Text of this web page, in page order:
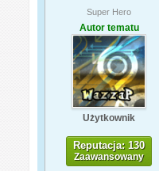
Super Hero
Autor tematu
Użytkownik
Reputacja: 130
Zaawansowany